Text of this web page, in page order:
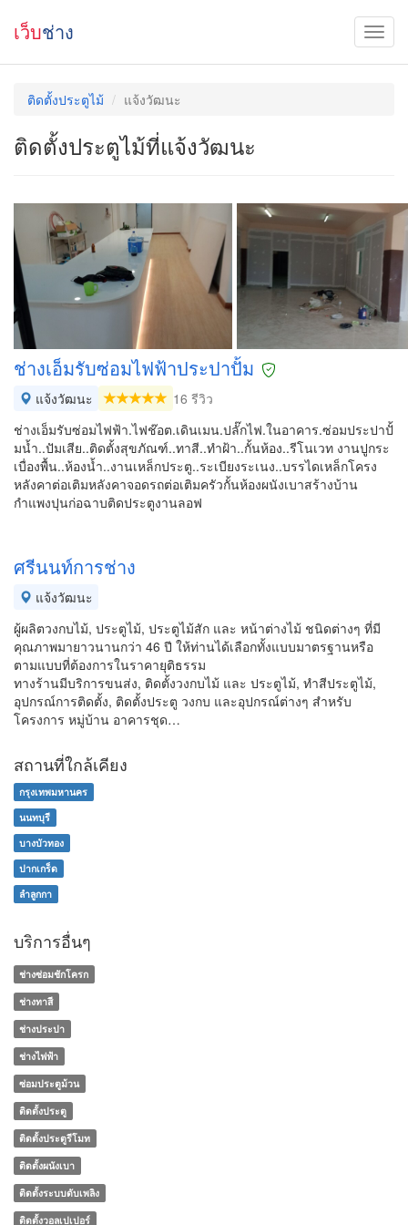
เว็บช่าง
ติดตั้งประตูไม้ แจ้งวัฒนะ
ติดตั้งประตูไม้ที่แจ้งวัฒนะ
ช่างเอ็มรับซ่อมไฟฟ้าประปาปั้ม
แจ้งวัฒนะ
16 รีวิว
ช่างเอ็มรับซ่อมไฟฟ้า.ไฟช๊อต.เดินเมน.ปลั๊กไฟ.ในอาคาร.ซ่อมประปาปั้
มน้ำ..ปัมเสีย..ติดตั้งสุขภัณฑ์..ทาสี..ทำฝ้า..กั้นห้อง..รีโนเวท งานปูกระ
เบื่องพื้น..ห้องน้ำ..งานเหล็กประตู..ระเบียงระเนง..บรรไดเหล็กโครง
หลังคาต่อเติมหลังคาจอดรถต่อเติมครัวกั้นห้องผนังเบาสร้างบ้าน
กำแพงปุนก่อฉาบติดประตูงานลอฟ
ศรีนนท์การช่าง
แจ้งวัฒนะ
ผู้ผลิตวงกบไม้, ประตูไม้, ประตูไม้สัก และ หน้าต่างไม้ ชนิดต่างๆ ที่มี
คุณภาพมายาวนานกว่า 46 ปี ให้ท่านได้เลือกทั้งแบบมาตรฐานหรือ
ตามแบบที่ต้องการในราคายุติธรรม
ทางร้านมีบริการขนส่ง, ติดตั้งวงกบไม้ และ ประตูไม้, ทำสีประตูไม้,
อุปกรณ์การติดตั้ง, ติดตั้งประตู วงกบ และอุปกรณ์ต่างๆ สำหรับ
โครงการ หมู่บ้าน อาคารชุด…
สถานที่ใกล้เคียง
กรุงเทพมหานคร
นนทบุรี
บางบัวทอง
ปากเกร็ด
ลำลูกกา
บริการอื่นๆ
ช่างซ่อมชักโครก
ช่างทาสี
ช่างประปา
ช่างไฟฟ้า
ซ่อมประตูม้วน
ติดตั้งประตู
ติดตั้งประตูรีโมท
ติดตั้งผนังเบา
ติดตั้งระบบดับเพลิง
ติดตั้งวอลเปเปอร์